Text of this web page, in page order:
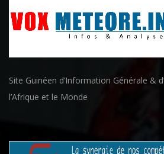
Site Guinéen d’Information Générale &
l’Afrique et le Monde